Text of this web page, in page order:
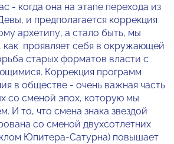
- когда она на этапе перехода из
и предполагается коррекция
архетипу, а стало быть, мы
проявляет себя в окружающей
старых форматов власти с
Коррекция программ
в обществе - очень важная часть
со сменой эпох, которую мы
И то, что смена знака звездой
со сменой двухсотлетних
Юпитера-Сатурна) повышает